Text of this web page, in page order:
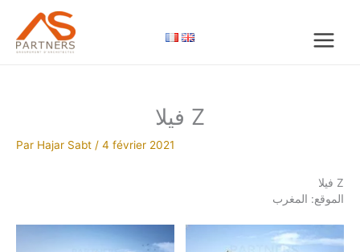
contenu
فيلا Z
Par Hajar Sabt / 4 février 2021
فيلا Z
الموقع: المغرب